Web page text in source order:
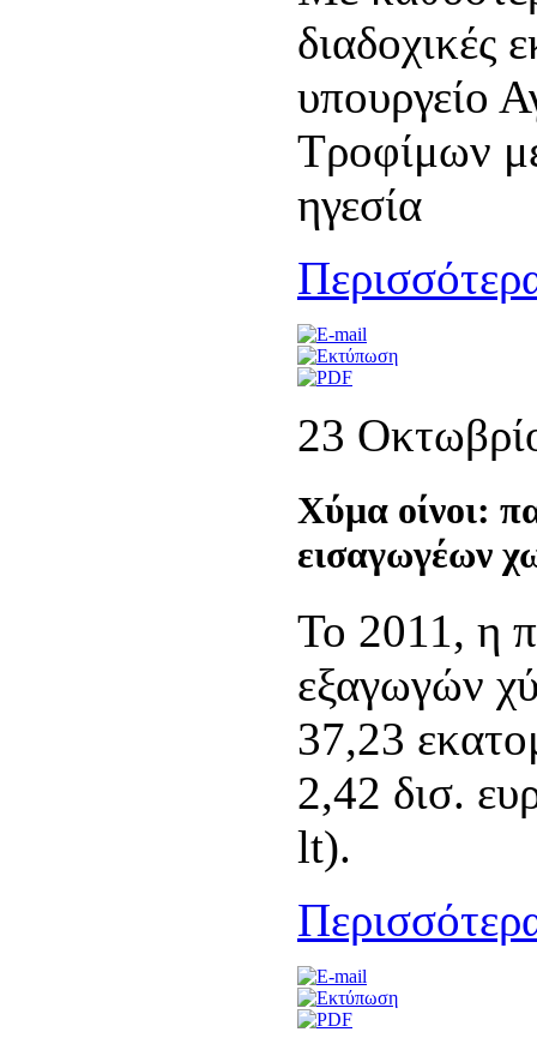
διαδοχικές
υπουργείο
Τροφίμων
ηγεσία
23
Χύμα οίνοι:
εισαγωγέων
Το 2011, η
εξαγωγών
37,23
2,42 δισ.
lt).